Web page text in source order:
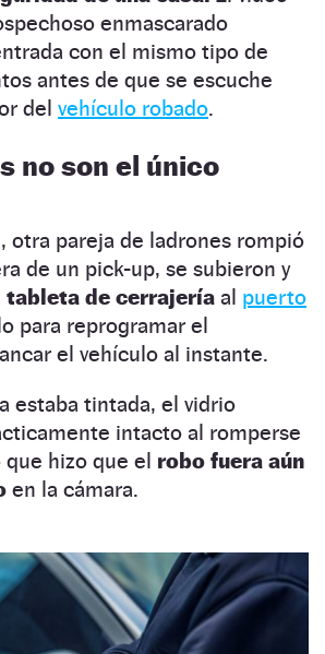
enmascarado
con el mismo tipo de
antes de que se escuche
del vehículo robado.
no son el único
otra pareja de ladrones rompió
de un pick-up, se subieron y
tableta de cerrajería al puerto
para reprogramar el
el vehículo al instante.
estaba tintada, el vidrio
intacto al romperse
hizo que el robo fuera aún
en la cámara.